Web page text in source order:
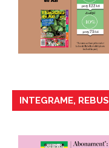
INTEGRAME,